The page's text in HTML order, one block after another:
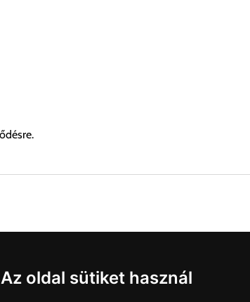
Az oldal sütiket használ
előre egyeztetett időpontban.